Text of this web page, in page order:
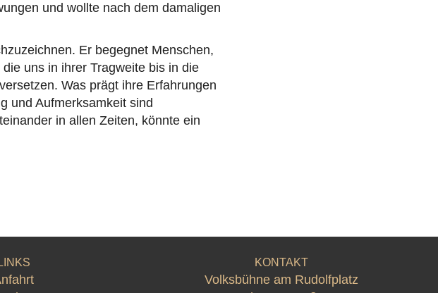
und wollte nach dem damaligen
Er begegnet Menschen,
uns in ihrer Tragweite bis in die
Was prägt ihre Erfahrungen
und Aufmerksamkeit sind
in allen Zeiten, könnte ein
LINKS KONTAKT
Volksbühne am Rudolfplatz